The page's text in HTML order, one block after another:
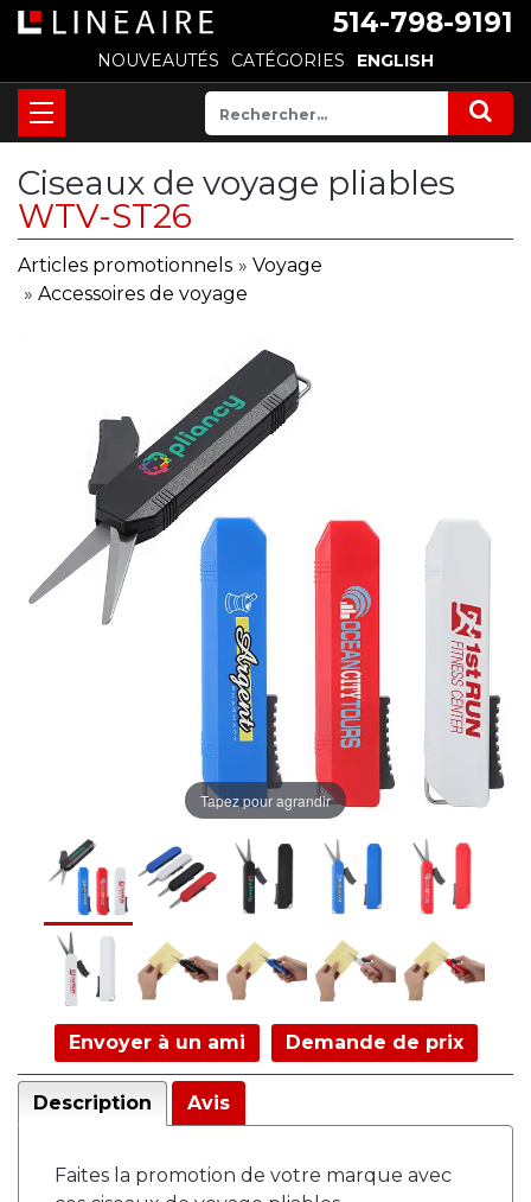
514-798-9191
NOUVEAUTÉS CATÉGORIES ENGLISH
Ciseaux de voyage pliables
WTV-ST26
Articles promotionnels » Voyage
» Accessoires de voyage
Tapez pour agrandir
Envoyer à un ami Demande de prix
Description Avis
Faites la promotion de votre marque avec